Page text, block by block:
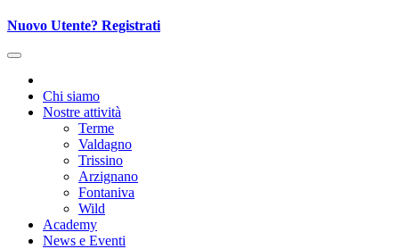
Nuovo Utente? Registrati
Chi siamo
Nostre attività
Terme
Valdagno
Trissino
Arzignano
Fontaniva
Wild
Academy
News e Eventi